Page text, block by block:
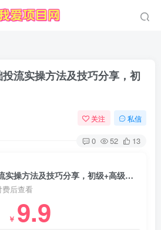
流实操方法及技巧分享，初
关注 私信
0 52 13
千川投放课：0基础投流实操方法及技巧分享，初级+高级必修课
费后查看
￥ 9.9